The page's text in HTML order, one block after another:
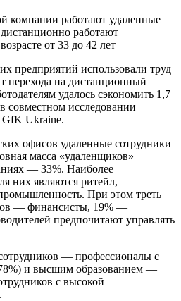
компании работают удаленные
работают
от 33 до 42 лет
предприятий использовали труд
перехода на дистанционный
удалось сэкономить 1,7
совместном исследовании
Ukraine.
офисов удаленные сотрудники
масса «удаленщиков»
— 33%. Наиболее
них являются ритейл,
При этом треть
— финансисты, 19% —
предпочитают управлять
— профессионалы с
и высшим образованием —
с высокой